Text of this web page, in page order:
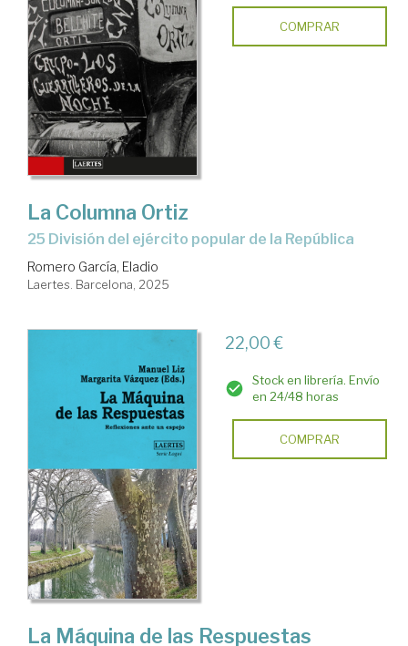
COMPRAR
La Columna Ortiz
25 División del ejército popular de la República
Romero García, Eladio
Laertes. Barcelona, 2025
22,00 €
Stock en librería. Envío
en 24/48 horas
COMPRAR
La Máquina de las Respuestas